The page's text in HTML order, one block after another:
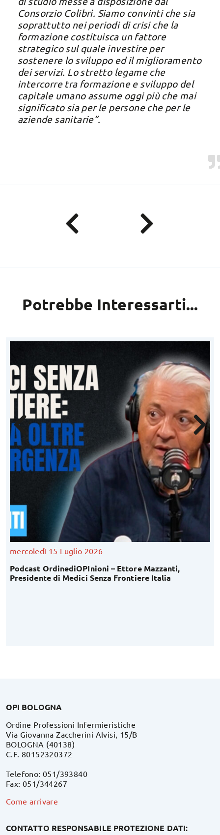
Consorzio Colibrì. Siamo convinti che sia
soprattutto nei periodi di crisi che la
formazione costituisca un fattore
strategico sul quale investire per
sostenere lo sviluppo ed il miglioramento
dei servizi. Lo stretto legame che
intercorre tra formazione e sviluppo del
capitale umano assume oggi più che mai
significato sia per le persone che per le
aziende sanitarie”.
Potrebbe Interessarti...
mercoledì 15 Luglio 2026
Podcast OrdinediOPInioni – Ettore Mazzanti,
Presidente di Medici Senza Frontiere Italia
OPI BOLOGNA
Ordine Professioni Infermieristiche
Via Giovanna Zaccherini Alvisi, 15/B
BOLOGNA (40138)
C.F. 80152320372
Telefono: 051/393840
Fax: 051/344267
Come arrivare
CONTATTO RESPONSABILE PROTEZIONE DATI: